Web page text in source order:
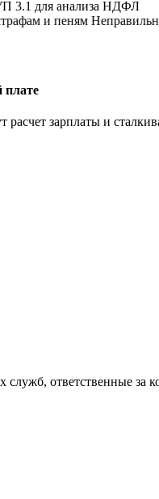
и пеням Неправильное
плате
расчет зарплаты и
служб, ответственные